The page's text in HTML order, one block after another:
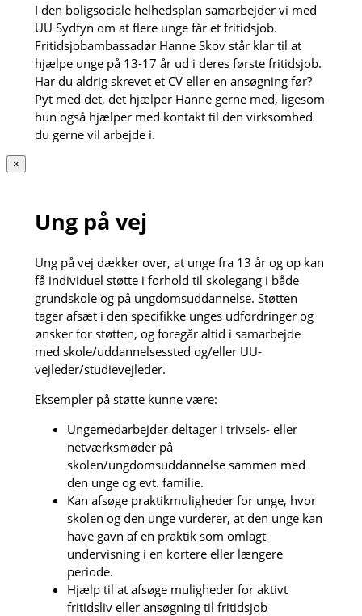
I den boligsociale helhedsplan samarbejder vi med
UU Sydfyn om at flere unge får et fritidsjob.
Fritidsjobambassadør Hanne Skov står klar til at
hjælpe unge på 13-17 år ud i deres første fritidsjob.
Har du aldrig skrevet et CV eller en ansøgning før?
Pyt med det, det hjælper Hanne gerne med, ligesom
hun også hjælper med kontakt til den virksomhed
du gerne vil arbejde i.
×
Ung på vej
Ung på vej dækker over, at unge fra 13 år og op kan
få individuel støtte i forhold til skolegang i både
grundskole og på ungdomsuddannelse. Støtten
tager afsæt i den specifikke unges udfordringer og
ønsker for støtten, og foregår altid i samarbejde
med skole/uddannelsessted og/eller UU-
vejleder/studievejleder.
Eksempler på støtte kunne være:
Ungemedarbejder deltager i trivsels- eller
netværksmøder på
skolen/ungdomsuddannelse sammen med
den unge og evt. familie.
Kan afsøge praktikmuligheder for unge, hvor
skolen og den unge vurderer, at den unge kan
have gavn af en praktik som omlagt
undervisning i en kortere eller længere
periode.
Hjælp til at afsøge muligheder for aktivt
fritidsliv eller ansøgning til fritidsjob